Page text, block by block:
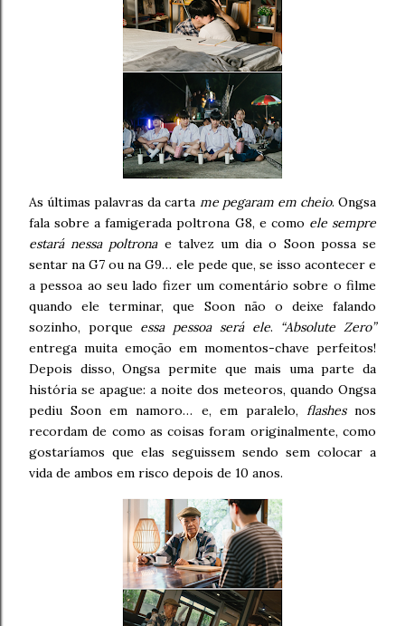
As últimas palavras da carta me pegaram em cheio. Ongsa
fala sobre a famigerada poltrona G8, e como ele sempre
estará nessa poltronae talvez um dia o Soon possa se
sentar na G7 ou na G9… ele pede que, se isso acontecer e
a pessoa ao seu lado fizer um comentário sobre o filme
quando ele terminar, que Soon não o deixe falando
sozinho, porque essa pessoa será ele. “Absolute Zero”
entrega muita emoção em momentos-chave perfeitos!
Depois disso, Ongsa permite que mais uma parte da
história se apague: a noite dos meteoros, quando Ongsa
pediu Soon em namoro… e, em paralelo, flashesnos
recordam de como as coisas foram originalmente, como
gostaríamos que elas seguissem sendo sem colocar a
vida de ambos em risco depois de 10 anos.